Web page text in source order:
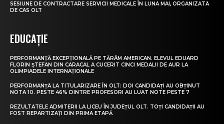
SESIUNE DE CONTRACTARE SERVICII MEDICALE ÎN LUNA MAI, ORGANIZATĂ
DE CAS OLT
EDUCAȚIE
PERFORMANȚĂ EXCEPȚIONALĂ PE TĂRÂM AMERICAN. ELEVUL EDUARD
FLORIN ȘTEFAN DIN CARACAL A CUCERIT CINCI MEDALII DE AUR LA
OLIMPIADELE INTERNAȚIONALE
PERFORMANȚĂ LA TITULARIZARE ÎN OLT: DOI CANDIDAȚI AU OBȚINUT
NOTA 10. PESTE 46% DINTRE PROFESORI AU LUAT NOTE PESTE 7
REZULTATELE ADMITERII LA LICEU ÎN JUDEȚUL OLT. TOȚI CANDIDAȚII AU
FOST REPARTIZAȚI DIN PRIMA ETAPĂ